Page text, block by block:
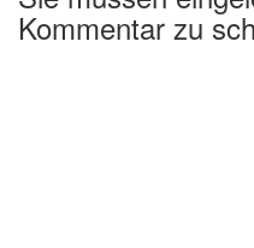
Kommentar zu